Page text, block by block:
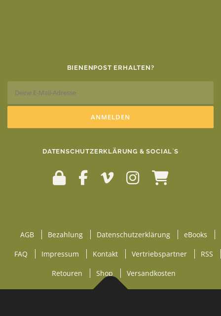
BIENENPOST ERHALTEN?
DATENSCHUTZERKLÄRUNG & SOCIAL`S
AGB Bezahlung Datenschutzerklärung eBooks
FAQ Impressum Kontakt Vertriebspartner RSS
Retouren Shop Versandkosten